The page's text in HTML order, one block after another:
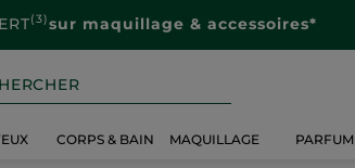
(3)sur maquillage & accessoires*
CORPS & BAIN MAQUILLAGE PARFUM